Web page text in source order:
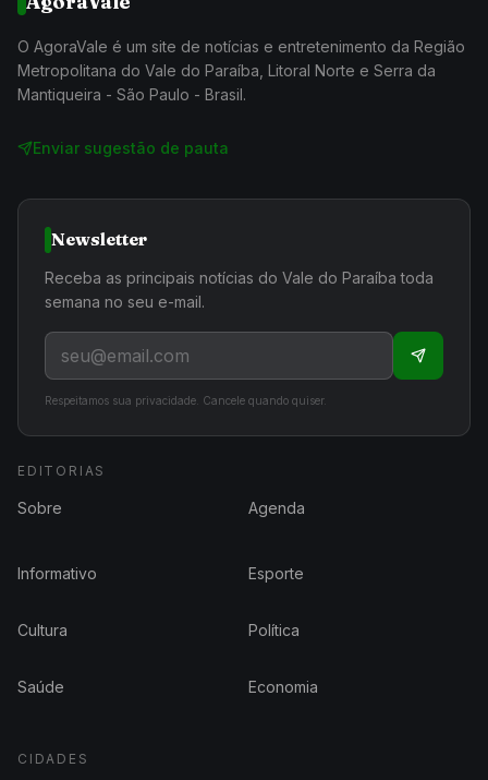
O AgoraVale é um site de notícias e entretenimento da Região
Metropolitana do Vale do Paraíba, Litoral Norte e Serra da
Mantiqueira - São Paulo - Brasil.
Enviar sugestão de pauta
Newsletter
Receba as principais notícias do Vale do Paraíba toda
semana no seu e-mail.
Respeitamos sua privacidade. Cancele quando quiser.
EDITORIAS
Sobre Agenda
Informativo Esporte
Cultura Política
Saúde Economia
CIDADES